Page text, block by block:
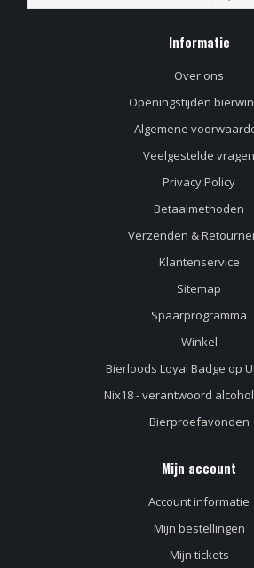
Informatie
Over ons
Openingstijden
Algemene
Veelgestelde vragen
Privacy Policy
Betaalmethoden
Verzenden &
Klantenservice
Sitemap
Spaarprogramma
Winkel
Bierloods Loyal Badge op
Nix18 - verantwoord
Bierproefavonden
Mijn account
Account informatie
Mijn bestellingen
Mijn tickets